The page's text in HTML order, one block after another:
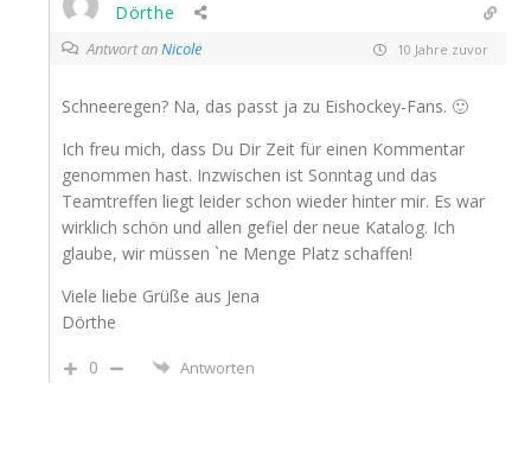
Dörthe
Antwort anNicole 10 Jahre zuvor
Schneeregen? Na, das passt ja zu Eishockey-Fans. 🙂
Ich freu mich, dass Du Dir Zeit für einen Kommentar
genommen hast. Inzwischen ist Sonntag und das
Teamtreffen liegt leider schon wieder hinter mir. Es war
wirklich schön und allen gefiel der neue Katalog. Ich
glaube, wir müssen `ne Menge Platz schaffen!
Viele liebe Grüße aus Jena
Dörthe
0
Antworten